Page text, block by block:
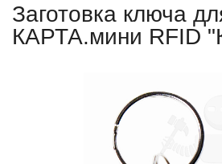
Заготовка ключа
КАРТА.мини RFID